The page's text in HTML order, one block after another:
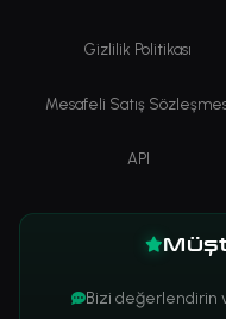
Gizlilik Politikası
Mesafeli Satış
API
Bizi değerlendirin